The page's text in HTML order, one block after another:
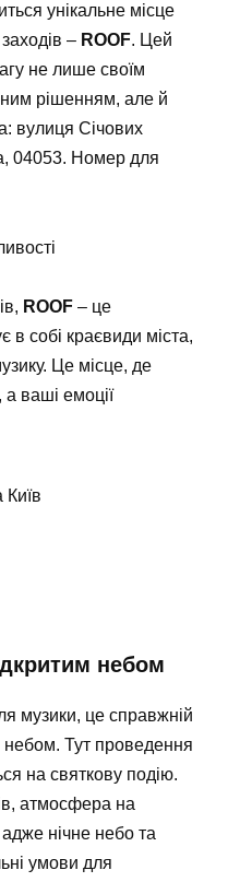
унікальне місце
– ROOF. Цей
не лише своїм
рішенням, але й
вулиця Січових
04053. Номер для
ROOF – це
в собі краєвиди міста,
Це місце, де
а ваші емоції
небом
музики, це справжній
небом. Тут проведення
на святкову подію.
атмосфера на
адже нічне небо та
умови для